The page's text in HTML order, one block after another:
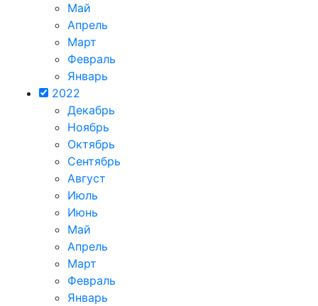
Май
Апрель
Март
Февраль
Январь
2022
Декабрь
Ноябрь
Октябрь
Сентябрь
Август
Июль
Июнь
Май
Апрель
Март
Февраль
Январь